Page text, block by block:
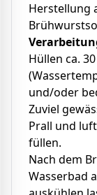
Herstellung
Hüllen ca.
und/oder
Zuviel
Prall und
füllen.
Nach dem
Wasserbad